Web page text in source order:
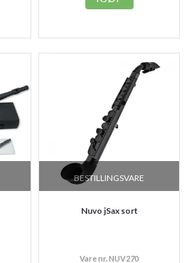
BESTILLINGSVARE
Nuvo jSax sort
Vare nr. NUV270